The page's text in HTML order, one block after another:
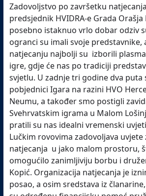
Zadovoljstvo po završetku
predsjednik HVIDRA-e Grada
posebno istaknuo vrlo dobar odziv
ogranci su imali svoje predstavnike,
natjecanju najbolji su izborili
igre, gdje će nas po tradiciji
svjetlu. U zadnje tri godine dva puta
pobjednici Igara na razini HVO
Neumu, a također smo postigli
Svehrvatskim igrama u Malom
pratili su nas idealni vremenski
Lučkim rovovima zadovoljava uvjete
natjecanja u jako malom prostoru,
omogućilo zanimljiviju borbu i
Kopić. Organizacija natjecanja je
posao, a osim sredstava iz